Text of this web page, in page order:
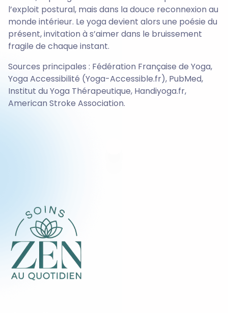
l’exploit postural, mais dans la douce reconnexion au
monde intérieur. Le yoga devient alors une poésie du
présent, invitation à s’aimer dans le bruissement
fragile de chaque instant.
Sources principales : Fédération Française de Yoga,
Yoga Accessibilité (Yoga-Accessible.fr), PubMed,
Institut du Yoga Thérapeutique, Handiyoga.fr,
American Stroke Association.